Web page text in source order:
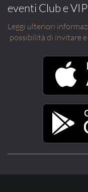
eventi Club e VIP
Leggi ulteriori
possibilità di invitare